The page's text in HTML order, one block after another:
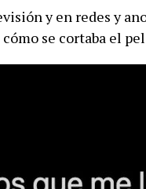
y en redes y
se cortaba el